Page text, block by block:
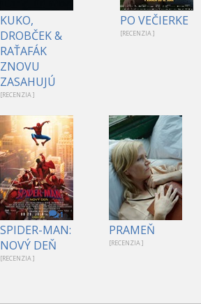
KUKO,
DROBČEK &
RAŤAFÁK
ZNOVU
ZASAHUJÚ
[RECENZIA ]
PO VEČIERKE
[RECENZIA ]
1
SPIDER-MAN:
NOVÝ DEŇ
[RECENZIA ]
PRAMEŇ
[RECENZIA ]